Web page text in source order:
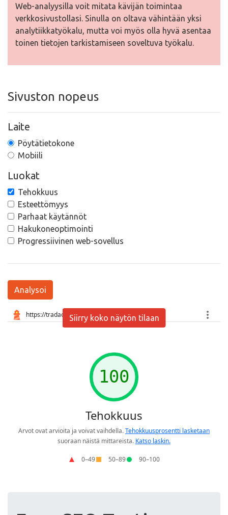
Web-analyysilla voit mitata kävijän toimintaa
verkkosivustollasi. Sinulla on oltava vähintään yksi
analytiikkatyökalu, mutta voi myös olla hyvä asentaa
toinen tietojen tarkistamiseen soveltuva työkalu.
Sivuston nopeus
Laite
Pöytätietokone
Mobiili
Luokat
Tehokkuus
Esteettömyys
Parhaat käytännöt
Hakukoneoptimointi
Progressiivinen web-sovellus
Analysoi
Siirry koko näytön tilaan